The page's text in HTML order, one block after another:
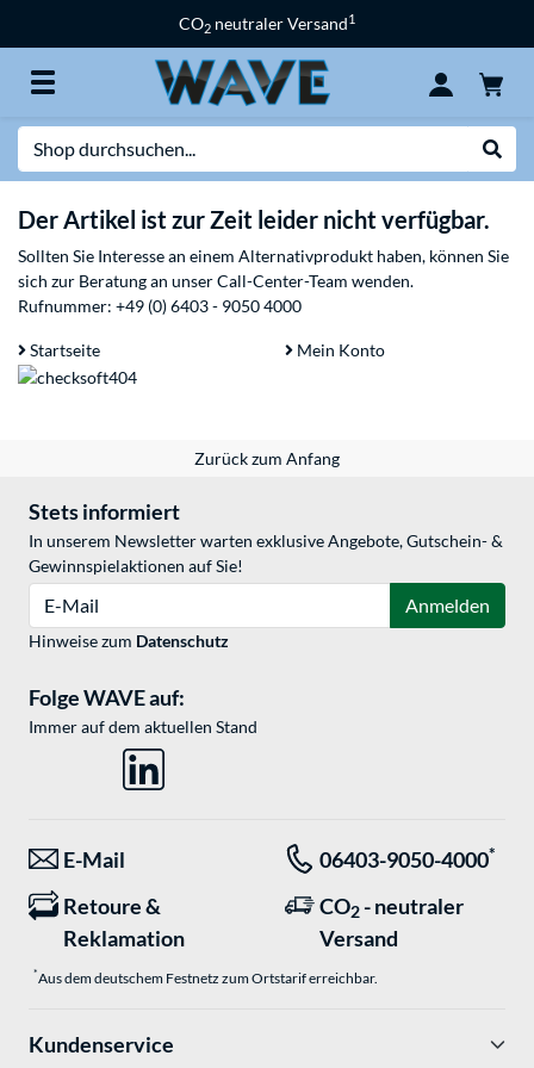
CO2 neutraler Versand1
Der Artikel ist zur Zeit leider nicht verfügbar.
Sollten Sie Interesse an einem Alternativprodukt haben, können Sie
sich zur Beratung an unser Call-Center-Team wenden.
Rufnummer: +49 (0) 6403 - 9050 4000
Startseite Mein Konto
Zurück zum Anfang
Stets informiert
In unserem Newsletter warten exklusive Angebote, Gutschein- &
Gewinnspielaktionen auf Sie!
Anmelden
Hinweise zum Datenschutz
Folge WAVE auf:
Immer auf dem aktuellen Stand
E-Mail 06403-9050-4000*
Retoure &
Reklamation
CO2 - neutraler
Versand
*Aus dem deutschem Festnetz zum Ortstarif erreichbar.
Kundenservice